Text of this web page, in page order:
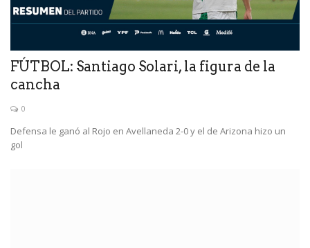
FÚTBOL: Santiago Solari, la figura de la
cancha
0
Defensa le ganó al Rojo en Avellaneda 2-0 y el de Arizona hizo un
gol